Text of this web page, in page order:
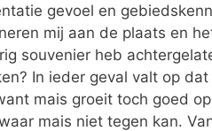
gevoel en
mij aan de plaats en
souvenier heb
In ieder geval valt op
mais groeit toch goed
mais niet tegen kan.